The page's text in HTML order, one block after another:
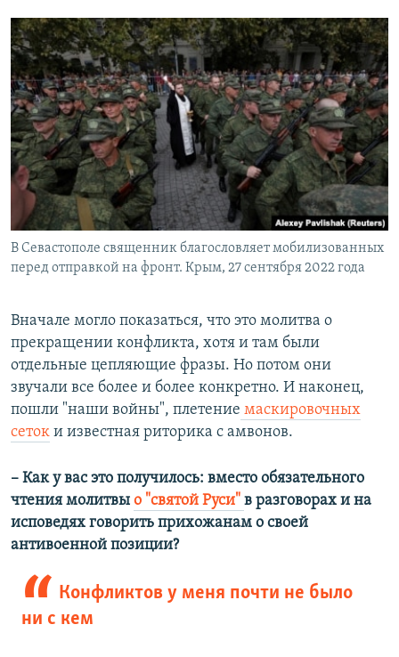
В Севастополе священник благословляет мобилизованных
перед отправкой на фронт. Крым, 27 сентября 2022 года
Вначале могло показаться, что это молитва о
прекращении конфликта, хотя и там были
отдельные цепляющие фразы. Но потом они
звучали все более и более конкретно. И наконец,
пошли "наши войны", плетение маскировочных
сеток и известная риторика с амвонов.
– Как у вас это получилось: вместо обязательного
чтения молитвы о "святой Руси" в разговорах и на
исповедях говорить прихожанам о своей
антивоенной позиции?
Конфликтов у меня почти не было
ни с кем